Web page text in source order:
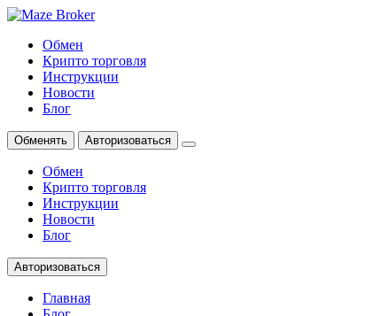
Обмен
Крипто торговля
Инструкции
Новости
Блог
Обменять Авторизоваться
Обмен
Крипто торговля
Инструкции
Новости
Блог
Авторизоваться
Главная